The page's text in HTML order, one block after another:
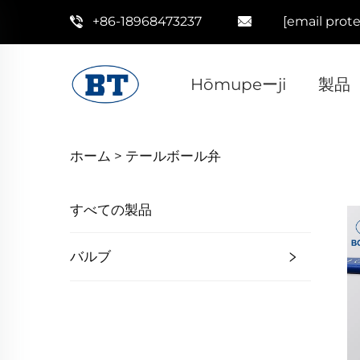
+86-18968473237 [email
Hōmupeーji 製品
ホーム > テールボール弁
すべての製品
バルブ